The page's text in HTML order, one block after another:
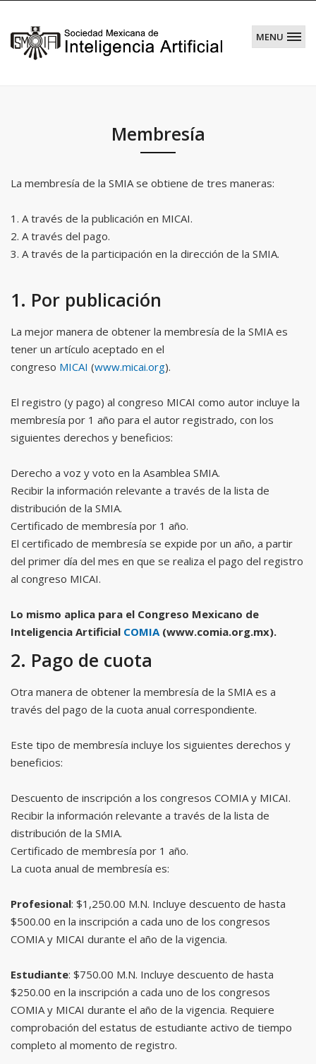
MENU
Membresía
La membresía de la SMIA se obtiene de tres maneras:
1. A través de la publicación en MICAI.
2. A través del pago.
3. A través de la participación en la dirección de la SMIA.
1. Por publicación
La mejor manera de obtener la membresía de la SMIA es
tener un artículo aceptado en el
congreso MICAI (www.micai.org).
El registro (y pago) al congreso MICAI como autor incluye la
membresía por 1 año para el autor registrado, con los
siguientes derechos y beneficios:
Derecho a voz y voto en la Asamblea SMIA.
Recibir la información relevante a través de la lista de
distribución de la SMIA.
Certificado de membresía por 1 año.
El certificado de membresía se expide por un año, a partir
del primer día del mes en que se realiza el pago del registro
al congreso MICAI.
Lo mismo aplica para el Congreso Mexicano de
Inteligencia Artificial COMIA (www.comia.org.mx).
2. Pago de cuota
Otra manera de obtener la membresía de la SMIA es a
través del pago de la cuota anual correspondiente.
Este tipo de membresía incluye los siguientes derechos y
beneficios:
Descuento de inscripción a los congresos COMIA y MICAI.
Recibir la información relevante a través de la lista de
distribución de la SMIA.
Certificado de membresía por 1 año.
La cuota anual de membresía es:
Profesional: $1,250.00 M.N. Incluye descuento de hasta
$500.00 en la inscripción a cada uno de los congresos
COMIA y MICAI durante el año de la vigencia.
Estudiante: $750.00 M.N. Incluye descuento de hasta
$250.00 en la inscripción a cada uno de los congresos
COMIA y MICAI durante el año de la vigencia. Requiere
comprobación del estatus de estudiante activo de tiempo
completo al momento de registro.